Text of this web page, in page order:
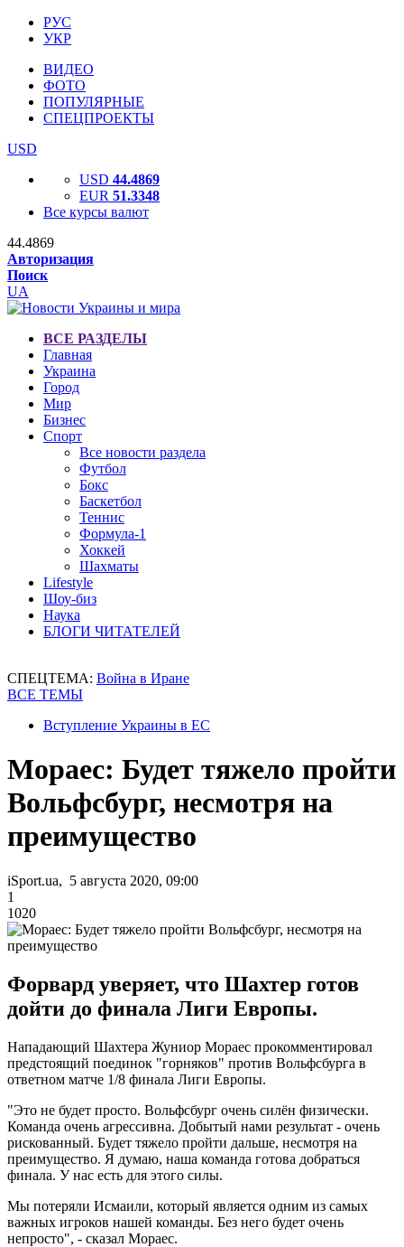
РУС
УКР
ВИДЕО
ФОТО
ПОПУЛЯРНЫЕ
СПЕЦПРОЕКТЫ
USD
USD 44.4869
EUR 51.3348
Все курсы валют
44.4869
Авторизация
Поиск
UA
ВСЕ РАЗДЕЛЫ
Главная
Украина
Город
Мир
Бизнес
Спорт
Все новости раздела
Футбол
Бокс
Баскетбол
Теннис
Формула-1
Хоккей
Шахматы
Lifestyle
Шоу-биз
Наука
БЛОГИ ЧИТАТЕЛЕЙ
СПЕЦТЕМА: Война в Иране
ВСЕ ТЕМЫ
Вступление Украины в ЕС
Мораес: Будет тяжело пройти
Вольфсбург, несмотря на
преимущество
iSport.ua, 5 августа 2020, 09:00
1
1020
Форвард уверяет, что Шахтер готов
дойти до финала Лиги Европы.
Нападающий Шахтера Жуниор Мораес прокомментировал
предстоящий поединок "горняков" против Вольфсбурга в
ответном матче 1/8 финала Лиги Европы.
"Это не будет просто. Вольфсбург очень силён физически.
Команда очень агрессивна. Добытый нами результат - очень
рискованный. Будет тяжело пройти дальше, несмотря на
преимущество. Я думаю, наша команда готова добраться
финала. У нас есть для этого силы.
Мы потеряли Исмаили, который является одним из самых
важных игроков нашей команды. Без него будет очень
непросто", - сказал Мораес.